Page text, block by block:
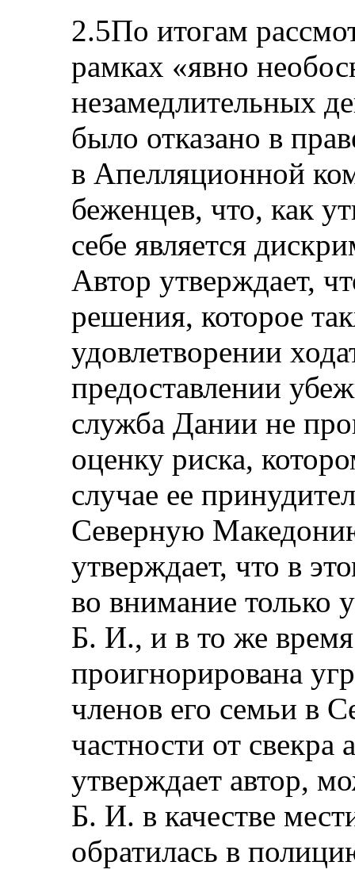
2.5По итогам
рамках «явно
незамедлительных
было отказано в
в Апелляционной
беженцев, что, как
себе является
Автор утверждает,
решения, которое
удовлетворении
предоставлении
служба Дании не
оценку риска,
случае ее
Северную
утверждает, что в
во внимание только
Б. И., и в то же
проигнорирована
членов его семьи в
частности от свекра
утверждает автор,
Б. И. в качестве
обратилась в